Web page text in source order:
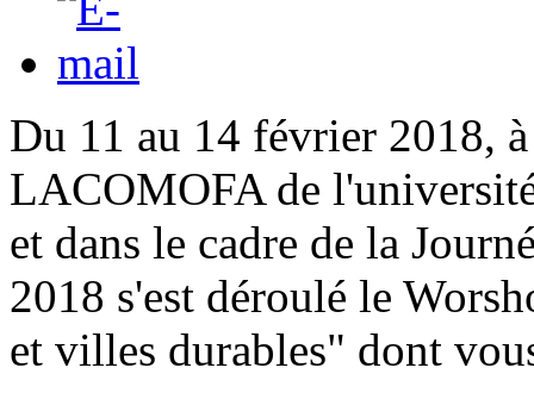
Du 11 au 14 février 2018,
LACOMOFA de
et dans le cadre de la
2018 s'est déroulé le
et villes durables" dont